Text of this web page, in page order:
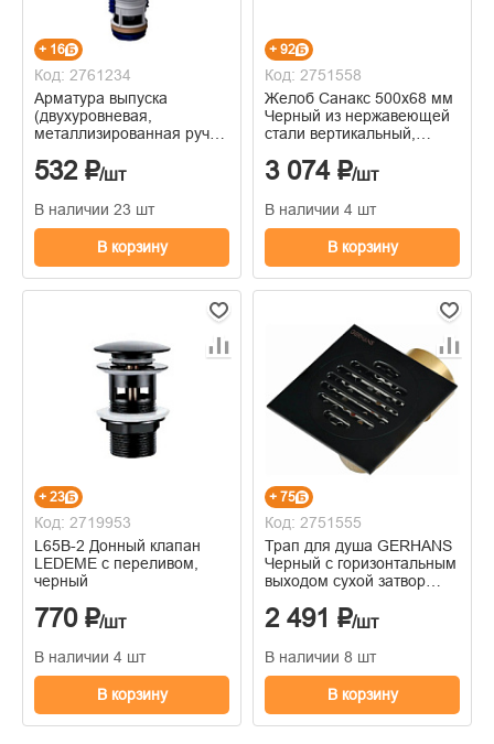
+ 16
Код: 2761234
Арматура выпуска
(двухуровневая,
металлизированная ручка
532 ₽/шт
В наличии 23 шт
В корзину
+ 92
Код: 2751558
Желоб Санакс 500х68 мм
Черный из нержавеющей
стали вертикальный,
затвор
3 074 ₽/шт
В наличии 4 шт
В корзину
+ 23
Код: 2719953
L65B-2 Донный клапан
LEDEME с переливом,
черный
770 ₽/шт
В наличии 4 шт
В корзину
+ 75
Код: 2751555
Трап для душа GERHANS
Черный c горизонтальным
выходом сухой затвор
2 491 ₽/шт
В наличии 8 шт
В корзину